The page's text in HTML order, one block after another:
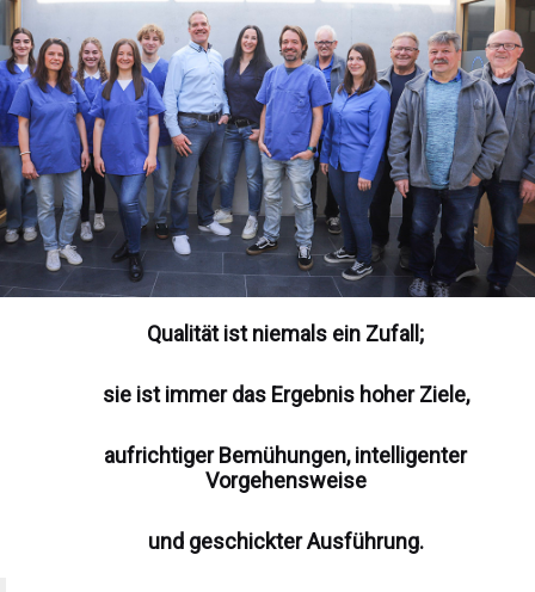
Qualität ist niemals ein Zufall;
sie ist immer das Ergebnis hoher Ziele,
aufrichtiger Bemühungen, intelligenter
Vorgehensweise
und geschickter Ausführung.